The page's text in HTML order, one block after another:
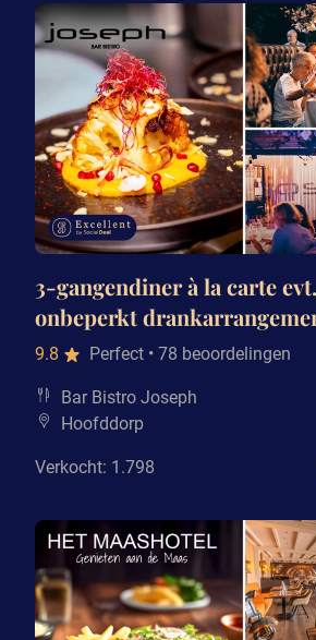
3-gangendiner à la carte
onbeperkt
9.8 Perfect • 78 beoordelingen
Bar Bistro Joseph
Hoofddorp
Verkocht: 1.798